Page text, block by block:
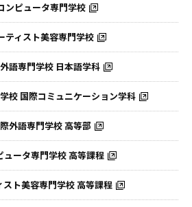
ンピュータ専門学校
ティスト美容専門学校
語専門学校 日本語学科
校 国際コミュニケーション学科
外語専門学校 高等部
ュータ専門学校 高等課程
スト美容専門学校 高等課程